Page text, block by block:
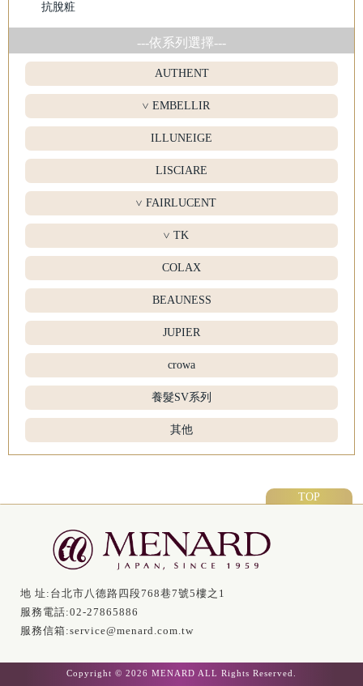
抗脫粧
---依系列選擇---
AUTHENT
> EMBELLIR
ILLUNEIGE
LISCIARE
> FAIRLUCENT
> TK
COLAX
BEAUNESS
JUPIER
crowa
養髮SV系列
其他
TOP
地 址: 台北市八德路四段768巷7號5樓之1
服務電話:02-27865886
服務信箱:service@menard.com.tw
Copyright © 2026 MENARD ALL Rights Reserved.